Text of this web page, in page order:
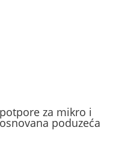
za mikro i
poduzeća